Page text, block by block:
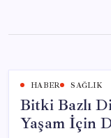
content
HABER SAĞLIK
Bitki Bazlı
Yaşam İçin